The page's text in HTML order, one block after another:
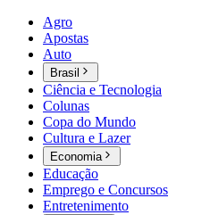
Agro
Apostas
Auto
Brasil
Ciência e Tecnologia
Colunas
Copa do Mundo
Cultura e Lazer
Economia
Educação
Emprego e Concursos
Entretenimento